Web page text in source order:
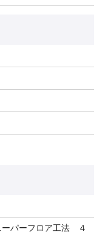
ーパーフロア工法 ４